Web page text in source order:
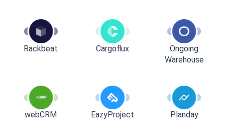
Rackbeat Cargoflux
Ongoing
Warehouse
webCRM EazyProject Planday